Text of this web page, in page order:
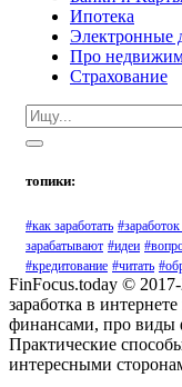
Ипотека
Электронные
Про
Страхование
топики:
#как заработать
зарабатывают #идеи
#кредитование #читать
FinFocus.today ©
заработка в
финансами, про виды
Практические
интересными